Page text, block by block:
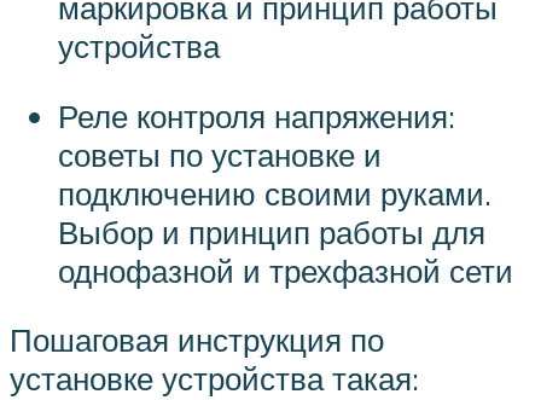
устройства
Реле контроля напряжения:
советы по установке и
подключению своими руками.
Выбор и принцип работы для
однофазной и трехфазной сети
Пошаговая инструкция по
установке устройства такая: